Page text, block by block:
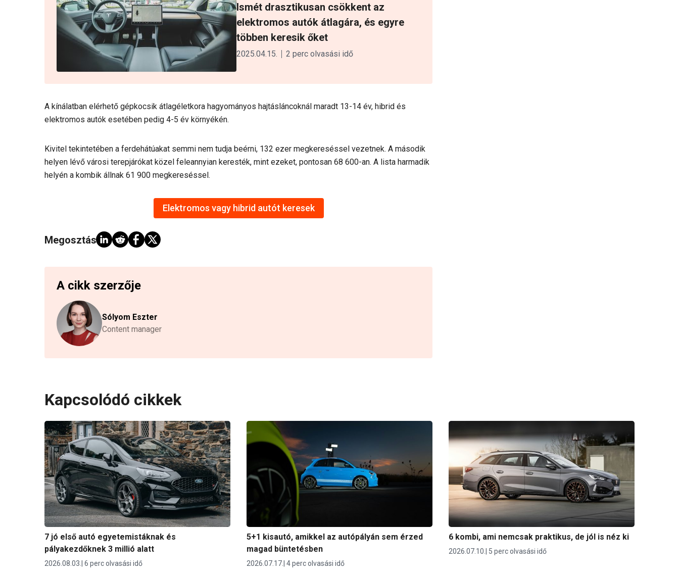
Ismét drasztikusan csökkent az
elektromos autók átlagára, és egyre
többen keresik őket
2025.04.15. 2 perc olvasási idő
A kínálatban elérhető gépkocsik átlagéletkora hagyományos hajtásláncoknál maradt 13-14 év, hibrid és
elektromos autók esetében pedig 4-5 év környékén.
Kivitel tekintetében a ferdehátúakat semmi nem tudja beérni, 132 ezer megkereséssel vezetnek. A második
helyen lévő városi terepjárókat közel feleannyian keresték, mint ezeket, pontosan 68 600-an. A lista harmadik
helyén a kombik állnak 61 900 megkereséssel.
Elektromos vagy hibrid autót keresek
Megosztás:
A cikk szerzője
Sólyom Eszter
Content manager
Kapcsolódó cikkek
7 jó első autó egyetemistáknak és
pályakezdőknek 3 millió alatt
2026.08.03. 6 perc olvasási idő
5+1 kisautó, amikkel az autópályán sem érzed
magad büntetésben
2026.07.17. 4 perc olvasási idő
6 kombi, ami nemcsak praktikus, de jól is néz ki
2026.07.10. 5 perc olvasási idő